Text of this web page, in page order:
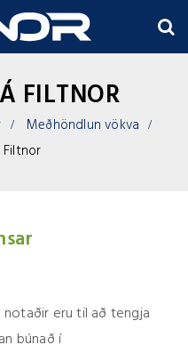
FILTNOR
Meðhöndlun vökva
Filtnor
notaðir eru til að tengja
búnað í